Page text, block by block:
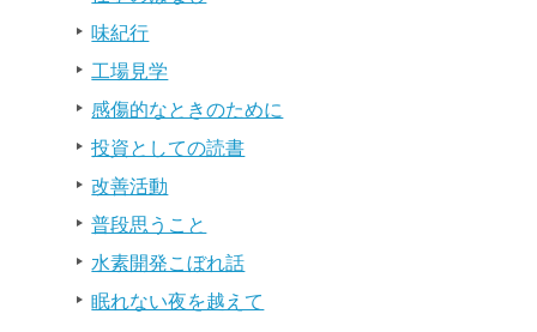
味紀行
工場見学
感傷的なときのために
投資としての読書
改善活動
普段思うこと
水素開発こぼれ話
眠れない夜を越えて